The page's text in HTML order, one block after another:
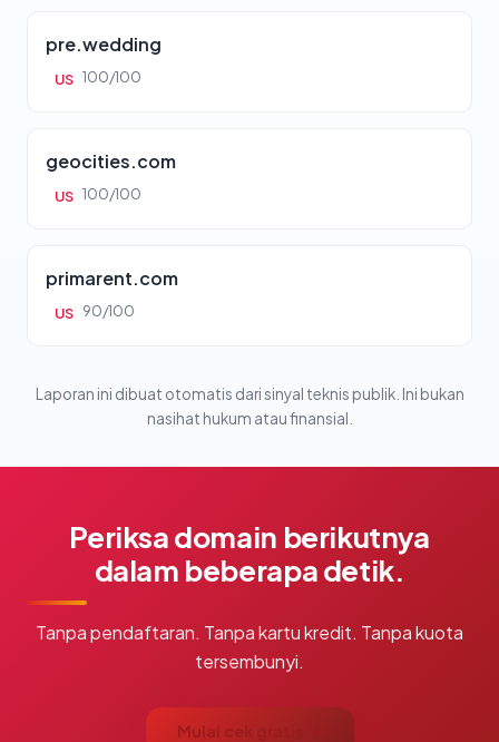
pre.wedding
US 100/100
geocities.com
US 100/100
primarent.com
US 90/100
Laporan ini dibuat otomatis dari sinyal teknis publik. Ini bukan
nasihat hukum atau finansial.
Periksa domain berikutnya
dalam beberapa detik.
Tanpa pendaftaran. Tanpa kartu kredit. Tanpa kuota
tersembunyi.
Mulai cek gratis →